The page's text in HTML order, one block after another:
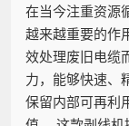
在当今注重资源
越来越重要的作
效处理废旧电缆
力，能够快速、
保留内部可再利